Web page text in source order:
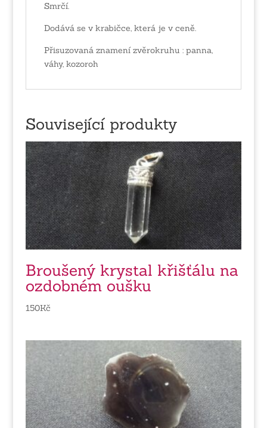
Smrčí.
Dodává se v krabičce, která je v ceně.
Přisuzovaná znamení zvěrokruhu : panna,
váhy, kozoroh
Související produkty
Broušený krystal křišťálu na
ozdobném oušku
150Kč